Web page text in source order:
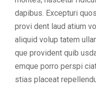
dapibus. Excepturi
provi dent laud atium
aliquid volup tatem
que provident quib
emque porro perspi
stias placeat